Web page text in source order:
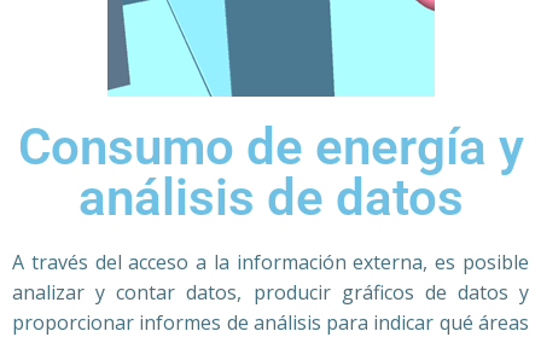
Consumo de energía y
análisis de datos
A través del acceso a la información externa, es posible
analizar y contar datos, producir gráficos de datos y
proporcionar informes de análisis para indicar qué áreas